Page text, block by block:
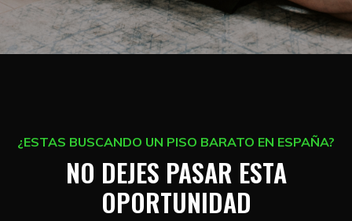
¿ESTAS BUSCANDO UN PISO BARATO EN ESPAÑA?
NO DEJES PASAR ESTA
OPORTUNIDAD